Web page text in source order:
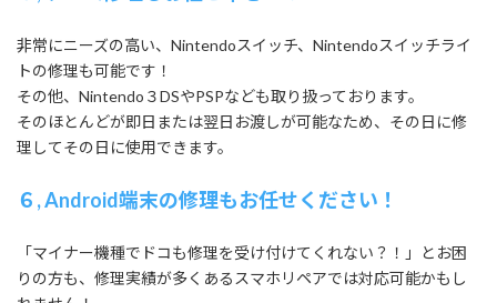
非常にニーズの高い、Nintendoスイッチ、Nintendoスイッチライ
トの修理も可能です！
その他、Nintendo３DSやPSPなども取り扱っております。
そのほとんどが即日または翌日お渡しが可能なため、その日に修
理してその日に使用できます。
６, Android端末の修理もお任せください！
「マイナー機種でドコも修理を受け付けてくれない？！」とお困
りの方も、修理実績が多くあるスマホリペアでは対応可能かもし